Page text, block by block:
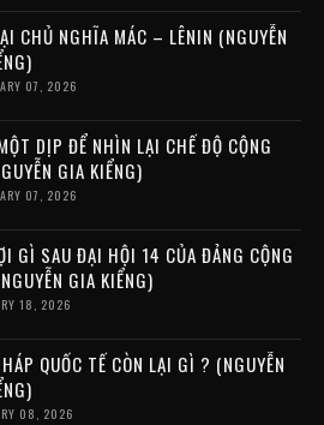
CHỦ NGHĨA MÁC – LÊNIN (NGUYỄN
07, 2026
DỊP ĐỂ NHÌN LẠI CHẾ ĐỘ CỘNG
GIA KIỂNG)
07, 2026
GÌ SAU ĐẠI HỘI 14 CỦA ĐẢNG CỘNG
GIA KIỂNG)
18, 2026
QUỐC TẾ CÒN LẠI GÌ ? (NGUYỄN
08, 2026